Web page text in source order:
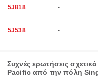
5J818 -
5J538 -
Συχνές ερωτήσεις
Pacific από την πόλη